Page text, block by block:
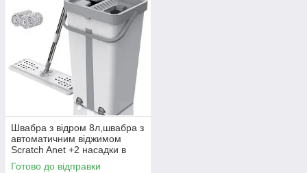
Швабра з відром 8л,швабра з
автоматичним віджимом
Scratch Anet +2 насадки в
комплекті
Готово до відправки